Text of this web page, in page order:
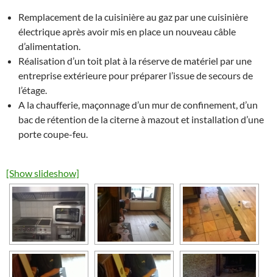
Remplacement de la cuisinière au gaz par une cuisinière
électrique après avoir mis en place un nouveau câble
d’alimentation.
Réalisation d’un toit plat à la réserve de matériel par une
entreprise extérieure pour préparer l’issue de secours de
l’étage.
A la chaufferie, maçonnage d’un mur de confinement, d’un
bac de rétention de la citerne à mazout et installation d’une
porte coupe-feu.
[Show slideshow]